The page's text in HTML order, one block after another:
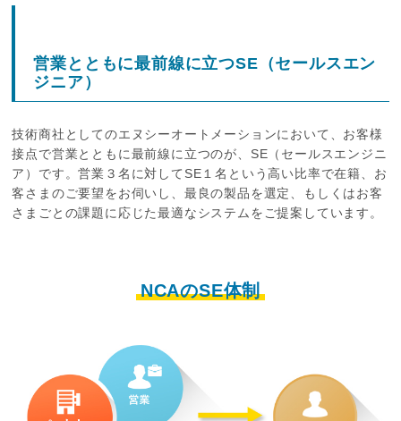
営業とともに最前線に立つSE（セールスエン
ジニア）
技術商社としてのエヌシーオートメーションにおいて、お客様
接点で営業とともに最前線に立つのが、SE（セールスエンジニ
ア）です。営業３名に対してSE１名という高い比率で在籍、お
客さまのご要望をお伺いし、最良の製品を選定、もしくはお客
さまごとの課題に応じた最適なシステムをご提案しています。
NCAのSE体制